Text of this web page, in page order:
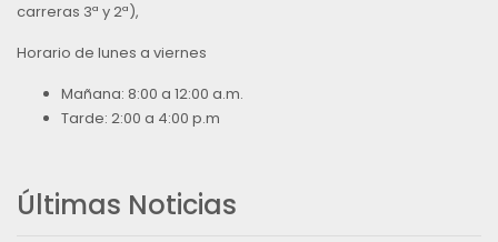
carreras 3ª y 2ª),
Horario de lunes a viernes
Mañana: 8:00 a 12:00 a.m.
Tarde: 2:00 a 4:00 p.m
Últimas Noticias